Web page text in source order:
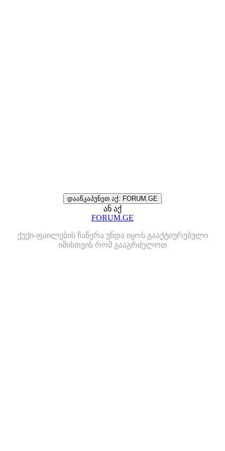
დააწკაპუნეთ აქ: FORUM.GE
ან აქ
FORUM.GE
ქუქი-ფაილების ჩაწერა უნდა იყოს გააქტიურებული
იმისთვის რომ გააგრძელოთ